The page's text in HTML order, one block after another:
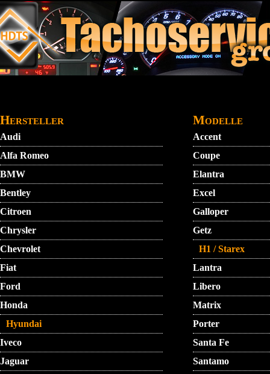
Direkt zum Inhalt
Hersteller
Audi
Alfa Romeo
BMW
Bentley
Citroen
Chrysler
Chevrolet
Fiat
Ford
Honda
Hyundai
Iveco
Jaguar
Modelle
Accent
Coupe
Elantra
Excel
Galloper
Getz
H1 / Starex
Lantra
Libero
Matrix
Porter
Santa Fe
Santamo